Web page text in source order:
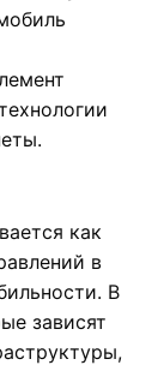
как
в
В
зависят